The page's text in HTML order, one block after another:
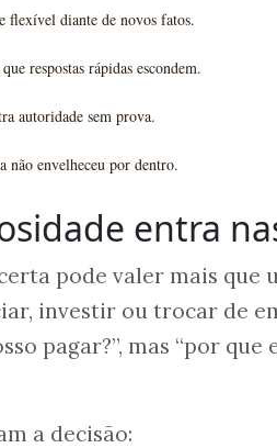
flexível diante de novos fatos.
respostas rápidas escondem.
autoridade sem prova.
não envelheceu por dentro.
entra
pode valer mais que
investir ou trocar de
pagar?”, mas “por que
a decisão: